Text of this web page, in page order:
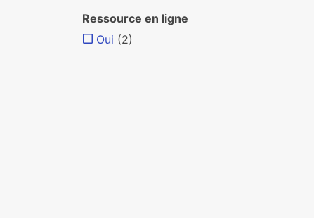
Ressource en ligne
Oui (2)